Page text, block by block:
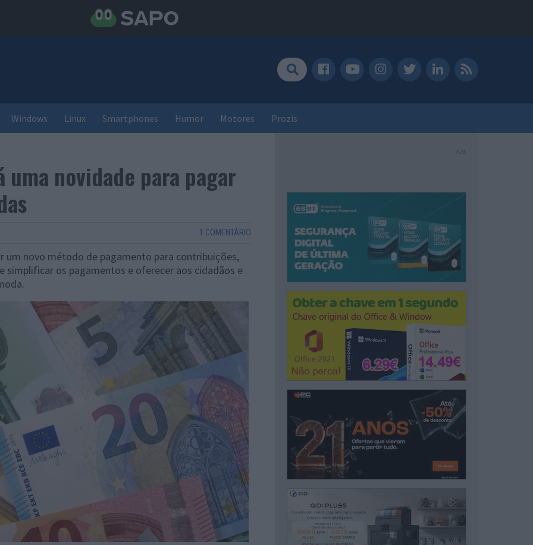
Windows Linux Smartphones Humor Motores Prozis
uma novidade para pagar
1 COMENTÁRIO
um novo método de pagamento para contribuições,
simplificar os pagamentos e oferecer aos cidadãos e
PUB